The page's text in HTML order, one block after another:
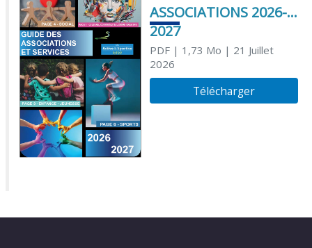
ASSOCIATIONS 2026-
2027
PDF| 1,73 Mo | 21 Juillet
2026
Télécharger